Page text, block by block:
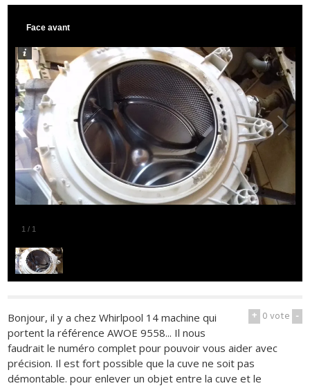
1 / 1
Face avant
+ 0vote -
Bonjour, il y a chez Whirlpool 14 machine qui
portent la référence AWOE 9558... Il nous
faudrait le numéro complet pour pouvoir vous aider avec
précision. Il est fort possible que la cuve ne soit pas
démontable. pour enlever un objet entre la cuve et le